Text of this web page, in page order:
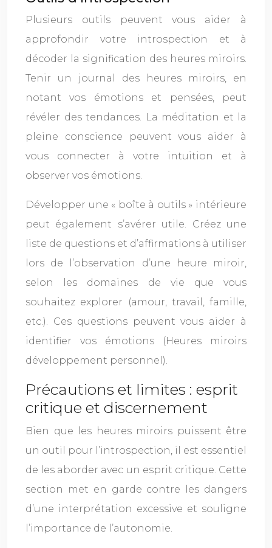
Plusieurs outils peuvent vous aider à
approfondir votre introspection et à
décoder la signification des heures miroirs.
Tenir un journal des heures miroirs, en
notant vos émotions et pensées, peut
révéler des tendances. La méditation et la
pleine conscience peuvent vous aider à
vous connecter à votre intuition et à
observer vos émotions.
Développer une « boîte à outils » intérieure
peut également s’avérer utile. Créez une
liste de questions et d’affirmations à utiliser
lors de l’observation d’une heure miroir,
selon les domaines de vie que vous
souhaitez explorer (amour, travail, famille,
etc.). Ces questions peuvent vous aider à
identifier vos émotions (Heures miroirs
développement personnel).
Précautions et limites : esprit
critique et discernement
Bien que les heures miroirs puissent être
un outil pour l’introspection, il est essentiel
de les aborder avec un esprit critique. Cette
section met en garde contre les dangers
d’une interprétation excessive et souligne
l’importance de l’autonomie.